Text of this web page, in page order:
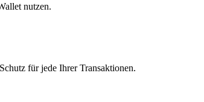
nutzen.
für jede Ihrer Transaktionen.